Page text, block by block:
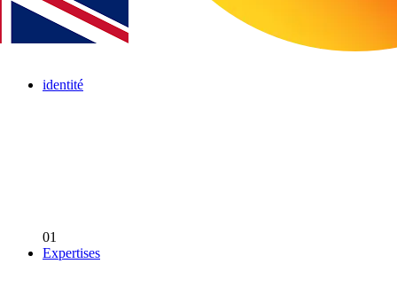
identité
01
Expertises